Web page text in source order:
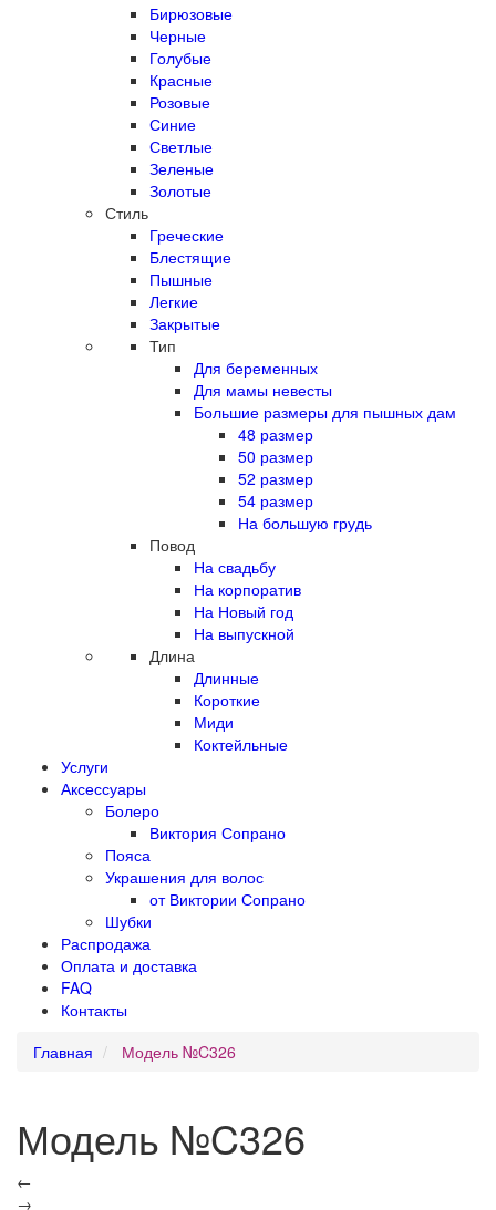
Бирюзовые
Черные
Голубые
Красные
Розовые
Синие
Светлые
Зеленые
Золотые
Стиль
Греческие
Блестящие
Пышные
Легкие
Закрытые
Тип
Для беременных
Для мамы невесты
Большие размеры для пышных дам
48 размер
50 размер
52 размер
54 размер
На большую грудь
Повод
На свадьбу
На корпоратив
На Новый год
На выпускной
Длина
Длинные
Короткие
Миди
Коктейльные
Услуги
Аксессуары
Болеро
Виктория Сопрано
Пояса
Украшения для волос
от Виктории Сопрано
Шубки
Распродажа
Оплата и доставка
FAQ
Контакты
Главная
Модель №C326
Модель №C326
←
→